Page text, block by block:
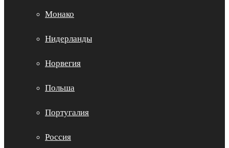
Монако
Нидерланды
Норвегия
Польша
Португалия
Россия